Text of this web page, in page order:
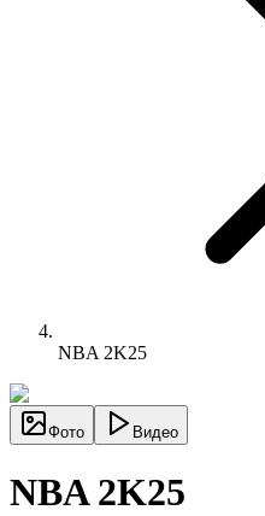
NBA 2K25
Фото Видео
NBA 2K25